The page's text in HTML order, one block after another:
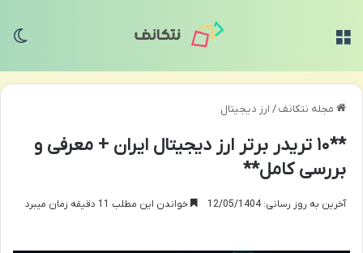
مجله نتکانف/ ارز دیجیتال
**۱۰ تریدر برتر ارز دیجیتال ایران + معرفی و
بررسی کامل**
آخرین به روز رسانی: 12/05/1404 خواندن این مطلب 11 دقیقه زمان میبرد